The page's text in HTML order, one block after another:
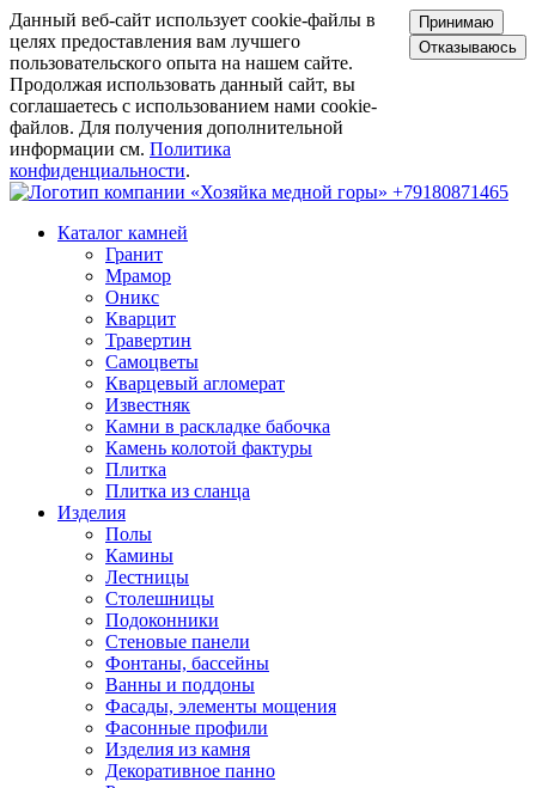
Данный веб-сайт использует cookie-файлы в
целях предоставления вам лучшего
пользовательского опыта на нашем сайте.
Продолжая использовать данный сайт, вы
соглашаетесь с использованием нами cookie-
файлов. Для получения дополнительной
информации см. Политика
конфиденциальности.
Принимаю
Отказываюсь
+79180871465
Каталог камней
Гранит
Мрамор
Оникс
Кварцит
Травертин
Самоцветы
Кварцевый агломерат
Известняк
Камни в раскладке бабочка
Камень колотой фактуры
Плитка
Плитка из сланца
Изделия
Полы
Камины
Лестницы
Столешницы
Подоконники
Стеновые панели
Фонтаны, бассейны
Ванны и поддоны
Фасады, элементы мощения
Фасонные профили
Изделия из камня
Декоративное панно